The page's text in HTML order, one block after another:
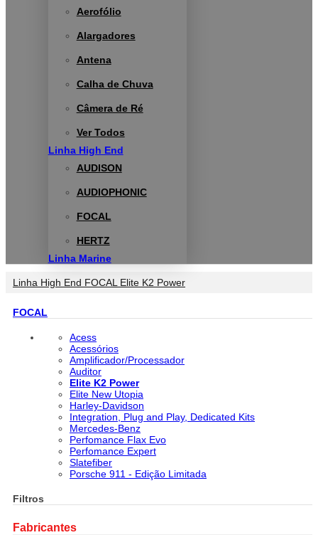
Aerofólio
Alargadores
Antena
Calha de Chuva
Câmera de Ré
Ver Todos
Linha High End
AUDISON
AUDIOPHONIC
FOCAL
HERTZ
Linha Marine
Linha High End FOCAL Elite K2 Power
FOCAL
Acess
Acessórios
Amplificador/Processador
Auditor
Elite K2 Power
Elite New Utopia
Harley-Davidson
Integration, Plug and Play, Dedicated Kits
Mercedes-Benz
Perfomance Flax Evo
Perfomance Expert
Slatefiber
Porsche 911 - Edição Limitada
Filtros
Fabricantes